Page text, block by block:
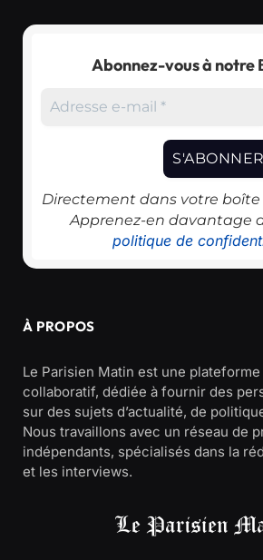
Abonnez-vous à notre
Directement dans votre
Apprenez-en davantage
politique de
À PROPOS
Le Parisien Matin est une
collaboratif, dédiée à fournir des
sur des sujets d’actualité, de
Nous travaillons avec un réseau de
indépendants, spécialisés dans la
et les interviews.